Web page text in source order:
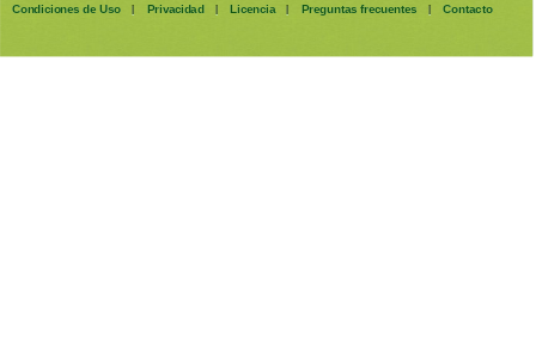
Condiciones de Uso | Privacidad | Licencia | Preguntas frecuentes | Contacto